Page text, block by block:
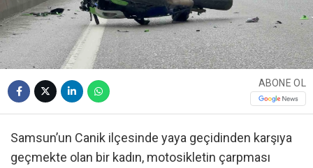
ABONE OL
Samsun’un Canik ilçesinde yaya geçidinden karşıya
geçmekte olan bir kadın, motosikletin çarpması